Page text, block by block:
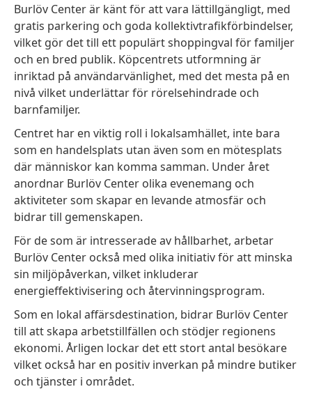
Burlöv Center är känt för att vara lättillgängligt, med
gratis parkering och goda kollektivtrafikförbindelser,
vilket gör det till ett populärt shoppingval för familjer
och en bred publik. Köpcentrets utformning är
inriktad på användarvänlighet, med det mesta på en
nivå vilket underlättar för rörelsehindrade och
barnfamiljer.
Centret har en viktig roll i lokalsamhället, inte bara
som en handelsplats utan även som en mötesplats
där människor kan komma samman. Under året
anordnar Burlöv Center olika evenemang och
aktiviteter som skapar en levande atmosfär och
bidrar till gemenskapen.
För de som är intresserade av hållbarhet, arbetar
Burlöv Center också med olika initiativ för att minska
sin miljöpåverkan, vilket inkluderar
energieffektivisering och återvinningsprogram.
Som en lokal affärsdestination, bidrar Burlöv Center
till att skapa arbetstillfällen och stödjer regionens
ekonomi. Årligen lockar det ett stort antal besökare
vilket också har en positiv inverkan på mindre butiker
och tjänster i området.